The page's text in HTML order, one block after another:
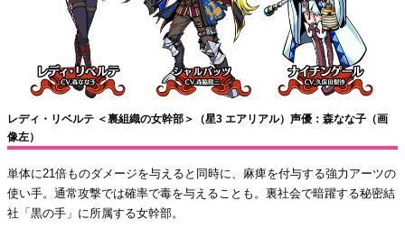
レディ・リベルテ ＜裏組織の女幹部＞（星3 エアリアル）声優：森なな子（画
像左）
単体に21倍ものダメージを与えると同時に、麻痺を付与する強力アーツの
使い手。通常攻撃では確率で毒を与えることも。裏社会で暗躍する秘密結
社「黒の手」に所属する女幹部。